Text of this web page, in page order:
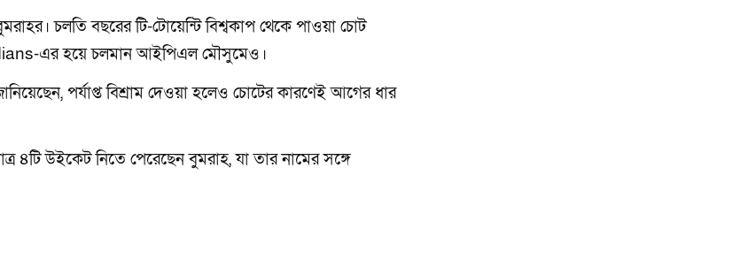
চলতি বছরের টি-টোয়েন্টি বিশ্বকাপ থেকে পাওয়া চোট
এর হয়ে চলমান আইপিএল মৌসুমেও।
পর্যাপ্ত বিশ্রাম দেওয়া হলেও চোটের কারণেই আগের ধার
৪টি উইকেট নিতে পেরেছেন বুমরাহ, যা তার নামের সঙ্গে